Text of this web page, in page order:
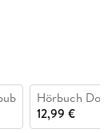
Hörbuch
12,99 €